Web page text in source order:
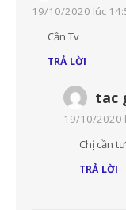
19/10/2020 lúc
Cần Tv
TRẢ LỜI
tac
19/10/2020
Chị cần
TRẢ LỜI